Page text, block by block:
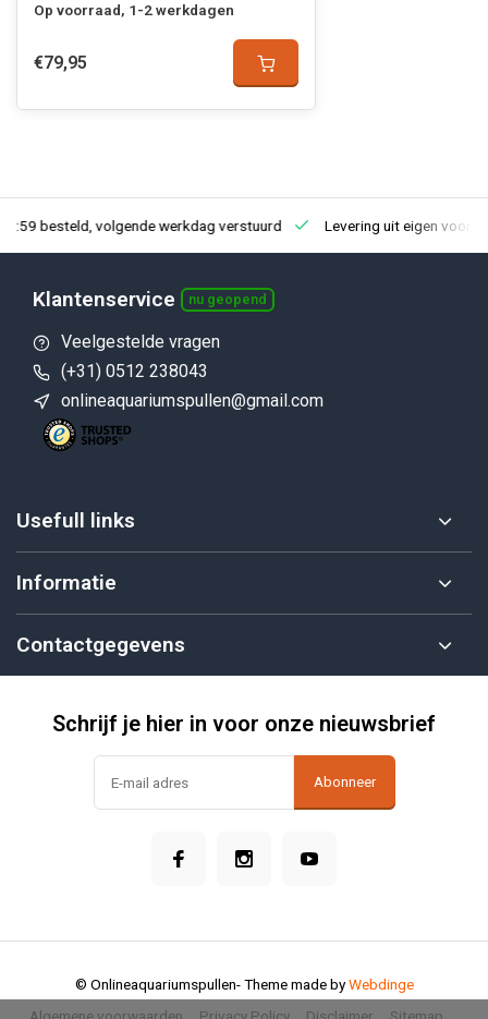
Op voorraad, 1-2 werkdagen
€79,95
besteld, volgende werkdag verstuurd Levering uit eigen
Klantenservice nu geopend
Veelgestelde vragen
(+31) 0512 238043
onlineaquariumspullen@gmail.com
Usefull links
Informatie
Contactgegevens
Schrijf je hier in voor onze nieuwsbrief
Abonneer
© Onlineaquariumspullen- Theme made byWebdinge